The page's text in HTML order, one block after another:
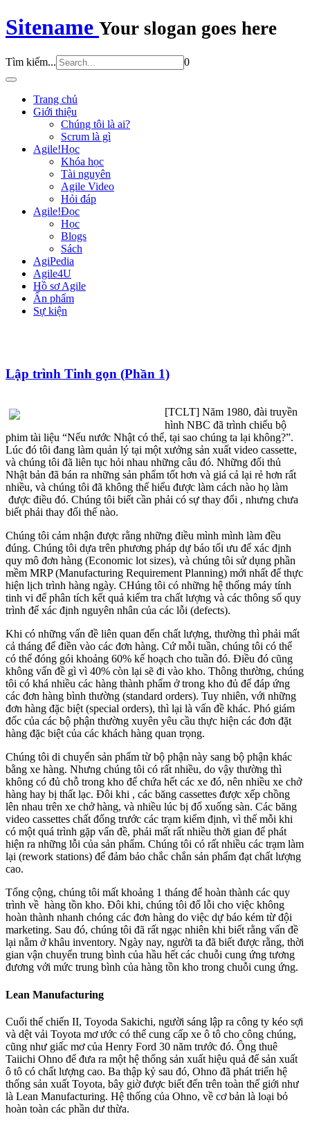
Sitename Your slogan goes here
Tìm kiếm... 0
Trang chủ
Giới thiệu
Chúng tôi là ai?
Scrum là gì
Agile!Học
Khóa học
Tài nguyên
Agile Video
Hỏi đáp
Agile!Đọc
Học
Blogs
Sách
AgiPedia
Agile4U
Hồ sơ Agile
Ấn phẩm
Sự kiện
Lập trình Tinh gọn (Phần 1)
[TCLT] Năm 1980, đài truyền
hình NBC đã trình chiếu bộ
phim tài liệu “Nếu nước Nhật có thể, tại sao chúng ta lại không?”.
Lúc đó tôi đang làm quản lý tại một xưởng sản xuất video cassette,
và chúng tôi đã liên tục hỏi nhau những câu đó. Những đối thủ
Nhật bản đã bán ra những sản phẩm tốt hơn và giá cả lại rẻ hơn rất
nhiều, và chúng tôi đã không thể hiểu được làm cách nào họ làm
được điều đó. Chúng tôi biết cần phải có sự thay đổi , nhưng chưa
biết phải thay đổi thế nào.
Chúng tôi cảm nhận được rằng những điều mình mình làm đều
đúng. Chúng tôi dựa trên phương pháp dự báo tối ưu để xác định
quy mô đơn hàng (Economic lot sizes), và chúng tôi sử dụng phần
mềm MRP (Manufacturing Requirement Planning) mới nhất để thực
hiện lịch trình hàng ngày. CHúng tôi có những hệ thống máy tính
tinh vi để phân tích kết quả kiểm tra chất lượng và các thông số quy
trình để xác định nguyên nhân của các lỗi (defects).
Khi có những vấn đề liên quan đến chất lượng, thường thì phải mất
cả tháng để điền vào các đơn hàng. Cứ mỗi tuần, chúng tôi có thể
có thể đóng gói khoảng 60% kế hoạch cho tuần đó. Điều đó cũng
không vấn đề gì vì 40% còn lại sẽ đi vào kho. Thông thường, chúng
tôi có khá nhiều các hàng thành phẩm ở trong kho đủ để đáp ứng
các đơn hàng bình thường (standard orders). Tuy nhiên, với những
đơn hàng đặc biệt (special orders), thì lại là vấn đề khác. Phó giám
đốc của các bộ phận thường xuyên yêu cầu thực hiện các đơn đặt
hàng đặc biệt của các khách hàng quan trọng.
Chúng tôi di chuyển sản phẩm từ bộ phận này sang bộ phận khác
bằng xe hàng. Nhưng chúng tôi có rất nhiều, do vậy thường thì
không có đủ chỗ trong kho để chứa hết các xe đó, nên nhiều xe chở
hàng hay bị thất lạc. Đôi khi , các băng cassettes được xếp chồng
lên nhau trên xe chở hàng, và nhiều lúc bị đổ xuống sàn. Các băng
video cassettes chất đống trước các trạm kiểm định, vì thế mỗi khi
có một quá trình gặp vấn đề, phải mất rất nhiều thời gian để phát
hiện ra những lỗi của sản phẩm. Chúng tôi có rất nhiều các trạm làm
lại (rework stations) để đảm bảo chắc chắn sản phẩm đạt chất lượng
cao.
Tổng cộng, chúng tôi mất khoảng 1 tháng để hoàn thành các quy
trình về hàng tồn kho. Đôi khi, chúng tôi đổ lỗi cho việc không
hoàn thành nhanh chóng các đơn hàng do việc dự báo kém từ đội
marketing. Sau đó, chúng tôi đã rất ngạc nhiên khi biết rằng vấn đề
lại nằm ở khâu inventory. Ngày nay, người ta đã biết được rằng, thời
gian vận chuyển trung bình của hầu hết các chuỗi cung ứng tương
đương với mức trung bình của hàng tồn kho trong chuỗi cung ứng.
Lean Manufacturing
Cuối thế chiến II, Toyoda Sakichi, người sáng lập ra công ty kéo sợi
và dệt vải Toyota mơ ước có thể cung cấp xe ô tô cho công chúng,
cũng như giấc mơ của Henry Ford 30 năm trước đó. Ông thuê
Taiichi Ohno để đưa ra một hệ thống sản xuất hiệu quả để sản xuất
ô tô có chất lượng cao. Ba thập kỷ sau đó, Ohno đã phát triển hệ
thống sản xuất Toyota, bây giờ được biết đến trên toàn thế giới như
là Lean Manufacturing. Hệ thống của Ohno, về cơ bản là loại bỏ
hoàn toàn các phần dư thừa.